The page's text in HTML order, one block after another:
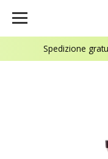
Spedizione